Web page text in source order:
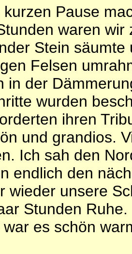
kurzen Pause
waren
Stein
Felsen
in der
wurden
ihren
und grandios.
Ich sah den
endlich den
wieder unsere
Stunden
es schön